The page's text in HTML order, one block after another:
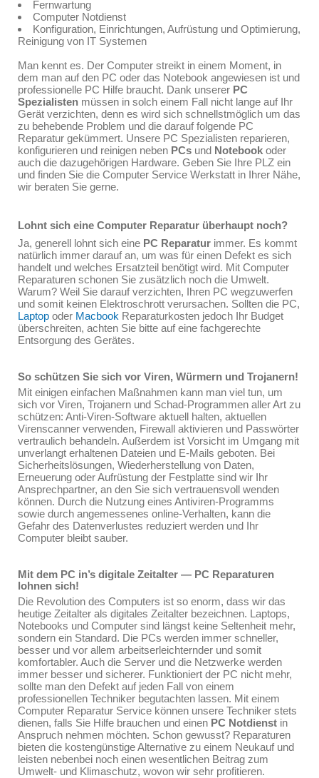
Fernwartung
Computer Notdienst
Konfiguration, Einrichtungen, Aufrüstung und Optimierung,
Reinigung von IT Systemen
Man kennt es. Der Computer streikt in einem Moment, in
dem man auf den PC oder das Notebook angewiesen ist und
professionelle PC Hilfe braucht. Dank unserer PC
Spezialisten müssen in solch einem Fall nicht lange auf Ihr
Gerät verzichten, denn es wird sich schnellstmöglich um das
zu behebende Problem und die darauf folgende PC
Reparatur gekümmert. Unsere PC Spezialisten reparieren,
konfigurieren und reinigen neben PCs und Notebook oder
auch die dazugehörigen Hardware. Geben Sie Ihre PLZ ein
und finden Sie die Computer Service Werkstatt in Ihrer Nähe,
wir beraten Sie gerne.
Lohnt sich eine Computer Reparatur überhaupt noch?
Ja, generell lohnt sich eine PC Reparatur immer. Es kommt
natürlich immer darauf an, um was für einen Defekt es sich
handelt und welches Ersatzteil benötigt wird. Mit Computer
Reparaturen schonen Sie zusätzlich noch die Umwelt.
Warum? Weil Sie darauf verzichten, Ihren PC wegzuwerfen
und somit keinen Elektroschrott verursachen. Sollten die PC,
Laptop oder Macbook Reparaturkosten jedoch Ihr Budget
überschreiten, achten Sie bitte auf eine fachgerechte
Entsorgung des Gerätes.
So schützen Sie sich vor Viren, Würmern und Trojanern!
Mit einigen einfachen Maßnahmen kann man viel tun, um
sich vor Viren, Trojanern und Schad-Programmen aller Art zu
schützen: Anti-Viren-Software aktuell halten, aktuellen
Virenscanner verwenden, Firewall aktivieren und Passwörter
vertraulich behandeln. Außerdem ist Vorsicht im Umgang mit
unverlangt erhaltenen Dateien und E-Mails geboten. Bei
Sicherheitslösungen, Wiederherstellung von Daten,
Erneuerung oder Aufrüstung der Festplatte sind wir Ihr
Ansprechpartner, an den Sie sich vertrauensvoll wenden
können. Durch die Nutzung eines Antiviren-Programms
sowie durch angemessenes online-Verhalten, kann die
Gefahr des Datenverlustes reduziert werden und Ihr
Computer bleibt sauber.
Mit dem PC in’s digitale Zeitalter — PC Reparaturen
lohnen sich!
Die Revolution des Computers ist so enorm, dass wir das
heutige Zeitalter als digitales Zeitalter bezeichnen. Laptops,
Notebooks und Computer sind längst keine Seltenheit mehr,
sondern ein Standard. Die PCs werden immer schneller,
besser und vor allem arbeitserleichternder und somit
komfortabler. Auch die Server und die Netzwerke werden
immer besser und sicherer. Funktioniert der PC nicht mehr,
sollte man den Defekt auf jeden Fall von einem
professionellen Techniker begutachten lassen. Mit einem
Computer Reparatur Service können unsere Techniker stets
dienen, falls Sie Hilfe brauchen und einen PC Notdienst in
Anspruch nehmen möchten. Schon gewusst? Reparaturen
bieten die kostengünstige Alternative zu einem Neukauf und
leisten nebenbei noch einen wesentlichen Beitrag zum
Umwelt- und Klimaschutz, wovon wir sehr profitieren.